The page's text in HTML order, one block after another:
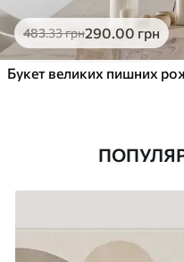
483.33грн290.00 грн